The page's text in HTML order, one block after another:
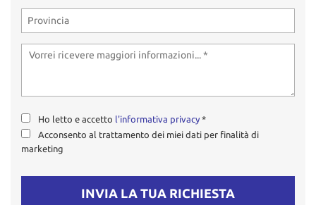
Ho letto e accetto l'informativa privacy *
Acconsento al trattamento dei miei dati per finalità di
marketing
INVIA LA TUA RICHIESTA
Cookie delle preferenze
Cookie di marketing